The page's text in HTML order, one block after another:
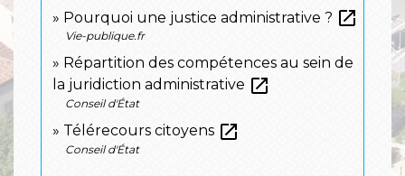
Pourquoi une justice administrative ? open_in_new
Vie-publique.fr
Répartition des compétences au sein de
la juridiction administrative open_in_new
Conseil d'État
Télérecours citoyens open_in_new
Conseil d'État